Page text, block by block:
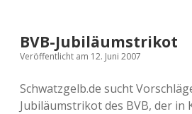
BVB-Jubiläumstrikot
Veröffentlicht am 12. Juni 2007
Schwatzgelb.de sucht
Jubiläumstrikot des BVB, der in